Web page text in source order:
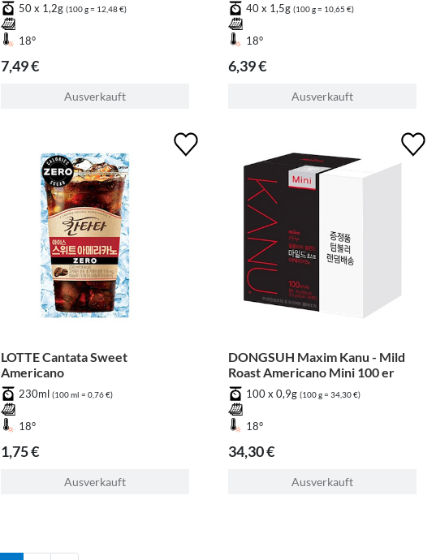
50 x 1,2g (100 g = 12,48 €)
18°
7,49 €
Ausverkauft
40 x 1,5g (100 g = 10,65 €)
18°
6,39 €
Ausverkauft
LOTTE Cantata Sweet
Americano
230ml (100 ml = 0,76 €)
18°
1,75 €
Ausverkauft
DONGSUH Maxim Kanu - Mild
Roast Americano Mini 100 er
100 x 0,9g (100 g = 34,30 €)
18°
34,30 €
Ausverkauft